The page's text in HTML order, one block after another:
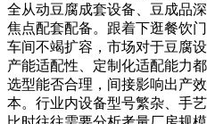
全从动豆腐成套设备、豆成品
焦点配套配备。跟着下逛餐饮
车间不竭扩容，市场对于豆腐
产能适配性、定制化适配能力
选型能否合理，间接影响出产
本。行业内设备型号繁杂、手